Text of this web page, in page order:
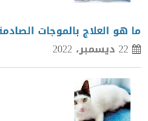
ما هو العلاج بالموجات
22 ديسمبر، 2022